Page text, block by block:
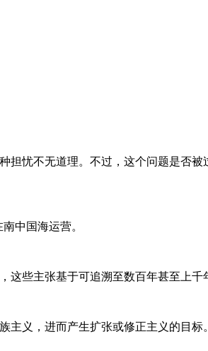
忧不无道理。不过，这个问题是否
中国海运营。
些主张基于可追溯至数百年甚至上千
义，进而产生扩张或修正主义的目标。